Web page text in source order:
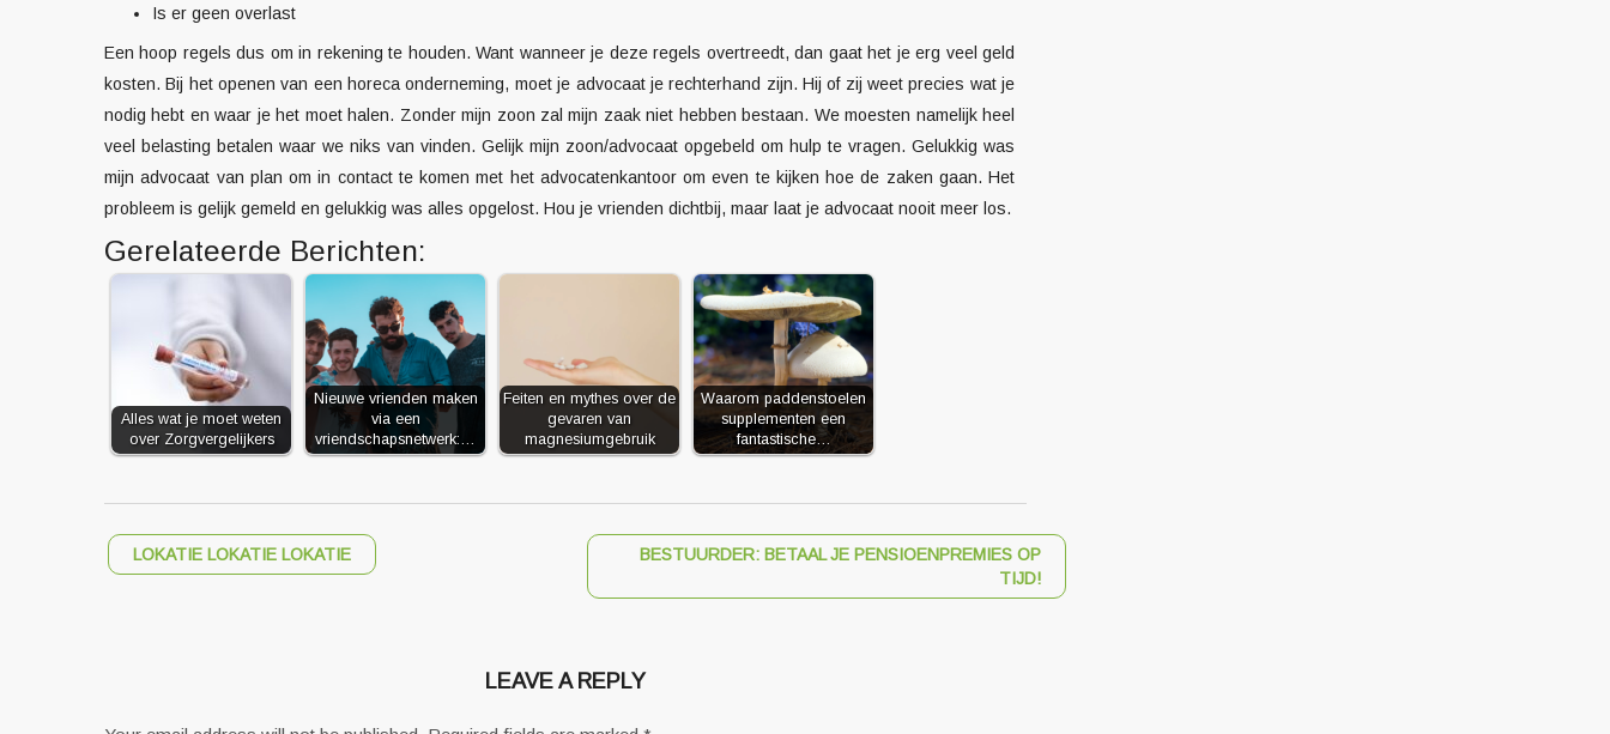
Is er geen overlast
Een hoop regels dus om in rekening te houden. Want wanneer je deze regels overtreedt, dan gaat het je erg veel geld
kosten. Bij het openen van een horeca onderneming, moet je advocaat je rechterhand zijn. Hij of zij weet precies wat je
nodig hebt en waar je het moet halen. Zonder mijn zoon zal mijn zaak niet hebben bestaan. We moesten namelijk heel
veel belasting betalen waar we niks van vinden. Gelijk mijn zoon/advocaat opgebeld om hulp te vragen. Gelukkig was
mijn advocaat van plan om in contact te komen met het advocatenkantoor om even te kijken hoe de zaken gaan. Het
probleem is gelijk gemeld en gelukkig was alles opgelost. Hou je vrienden dichtbij, maar laat je advocaat nooit meer los.
Gerelateerde Berichten:
Alles wat je moet weten
over Zorgvergelijkers
Nieuwe vrienden maken
via een
vriendschapsnetwerk:…
Feiten en mythes over de
gevaren van
magnesiumgebruik
Waarom paddenstoelen
supplementen een
fantastische…
LOKATIE LOKATIE LOKATIE
BESTUURDER: BETAAL JE PENSIOENPREMIES OP
TIJD!
LEAVE A REPLY